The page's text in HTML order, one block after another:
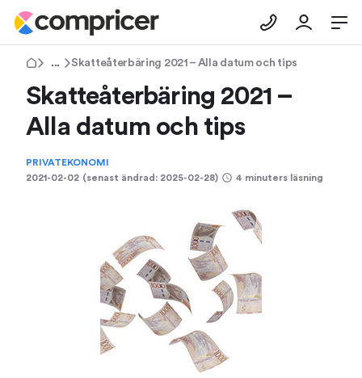
Tips & Råd
Skatteåterbäring 2021 – Alla datum och tips
Skatteåterbäring 2021 –
Alla datum och tips
PRIVATEKONOMI
2021-02-02 (senast ändrad: 2025-02-28) 4 minuters läsning